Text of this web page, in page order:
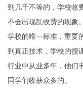
到几千不等的，学校收
不会出现乱收费的现象。
学校的唯一标准，重要
到真正技术，学校的授
行业中从业多年，他们
同学们收获众多的。